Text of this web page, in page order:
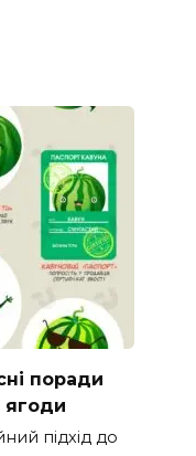
поради
ягоди
підхід до